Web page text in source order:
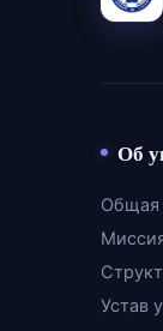
Об
Общая
Устав